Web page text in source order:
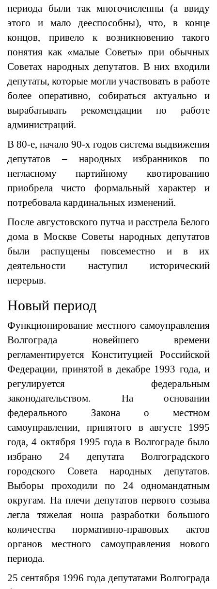
периода были так многочисленны (а ввиду
этого и мало дееспособны), что, в конце
концов, привело к возникновению такого
понятия как «малые Советы» при обычных
Советах народных депутатов. В них входили
депутаты, которые могли участвовать в работе
более оперативно, собираться актуально и
вырабатывать рекомендации по работе
администраций.
В 80-е, начало 90-х годов система выдвижения
депутатов – народных избранников по
негласному партийному квотированию
приобрела чисто формальный характер и
потребовала кардинальных изменений.
После августовского путча и расстрела Белого
дома в Москве Советы народных депутатов
были распущены повсеместно и в их
деятельности наступил исторический
перерыв.
Новый период
Функционирование местного самоуправления
Волгограда новейшего времени
регламентируется Конституцией Российской
Федерации, принятой в декабре 1993 года, и
регулируется федеральным
законодательством. На основании
федерального Закона о местном
самоуправлении, принятого в августе 1995
года, 4 октября 1995 года в Волгограде было
избрано 24 депутата Волгоградского
городского Совета народных депутатов.
Выборы проходили по 24 одномандатным
округам. На плечи депутатов первого созыва
легла тяжелая ноша разработки большого
количества нормативно-правовых актов
органов местного самоуправления нового
периода.
25 сентября 1996 года депутатами Волгограда